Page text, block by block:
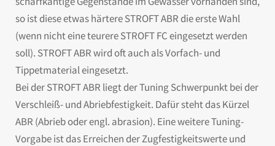
so ist diese etwas härtere STROFT ABR die erste Wahl
(wenn nicht eine teurere STROFT FC eingesetzt werden
soll). STROFT ABR wird oft auch als Vorfach- und
Tippetmaterial eingesetzt.
Bei der STROFT ABR liegt der Tuning Schwerpunkt bei der
Verschleiß- und Abriebfestigkeit. Dafür steht das Kürzel
ABR (Abrieb oder engl. abrasion). Eine weitere Tuning-
Vorgabe ist das Erreichen der Zugfestigkeitswerte und